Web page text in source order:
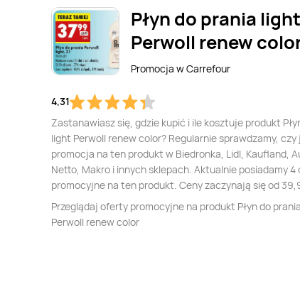
Płyn do prania light
Perwoll renew
Promocja wCarrefour
4,31
Zastanawiasz się, gdzie kupić i ile kosztuje produkt
light Perwoll renew color? Regularnie sprawdzamy, czy
promocja na ten produkt w Biedronka, Lidl, Kaufland,
Netto, Makro i innych sklepach. Aktualnie posiadamy
promocyjne na ten produkt. Ceny zaczynają się od
Przeglądaj oferty promocyjne na produkt Płyn do
Perwoll renew color